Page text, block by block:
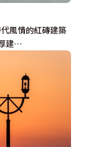
風情的紅磚建築
建…